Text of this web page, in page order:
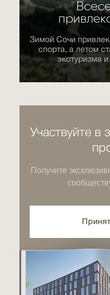
Зимой Сочи
спорта, а летом
экотуризма
Получите
Участвуйте в